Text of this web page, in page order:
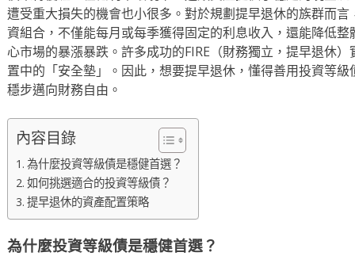
遭受重大損失的機會也小很多。對於規劃提早退休的族群而
資組合，不僅能每月或每季獲得固定的利息收入，還能降低
心市場的暴漲暴跌。許多成功的FIRE（財務獨立，提早退休
置中的「安全墊」。因此，想要提早退休，懂得善用投資等
穩步邁向財務自由。
內容目錄
為什麼投資等級債是穩健首選？
如何挑選適合的投資等級債？
提早退休的資產配置策略
為什麼投資等級債是穩健首選？